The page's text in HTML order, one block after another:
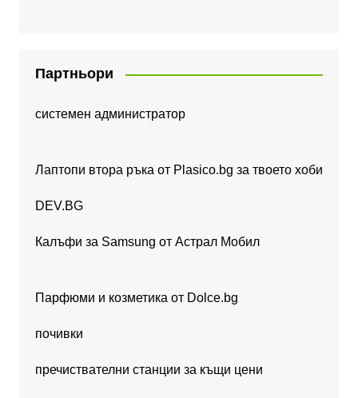
Партньори
системен администратор
Лаптопи втора ръка от Plasico.bg за твоето хоби
DEV.BG
Калъфи за Samsung от Астрал Мобил
Парфюми и козметика от Dolce.bg
почивки
пречиствателни станции за къщи цени